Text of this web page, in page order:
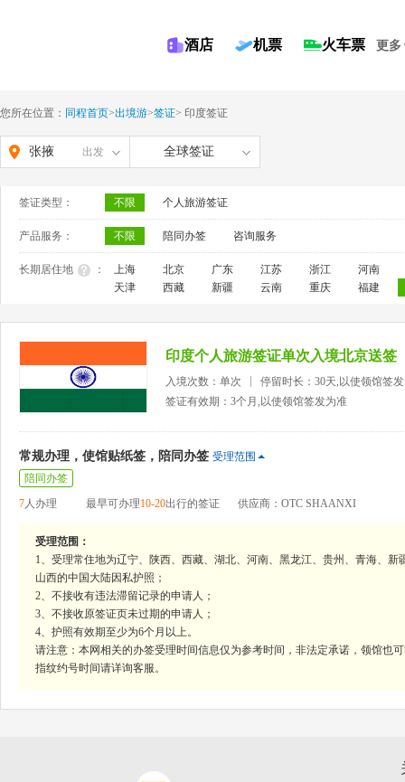
酒店 机票 火车票 更多
您所在位置： 同程首页>出境游>签证> 印度签证
张掖 出发 全球签证
签证类型： 不限 个人旅游签证
产品服务： 不限 陪同办签 咨询服务
长期居住地 ： 上海 北京 广东 江苏 浙江
河南
天津
西藏 新疆 云南 重庆 福建
印度个人旅游签证单次入境北京送签
入境次数：单次
停留时长：30天,以使领馆签
签证有效期：3个月,以使领馆签发为准
常规办理，使馆贴纸签，陪同办签 受理范围
陪同办签
7人办理 最早可办理10-20出行的签证 供应商：OTC SHAANXI
受理范围：
1、受理常住地为辽宁、陕西、西藏、湖北、河南、黑龙江、贵州、青海、
山西的中国大陆因私护照；
2、不接收有违法滞留记录的申请人；
3、不接收原签证页未过期的申请人；
4、护照有效期至少为6个月以上。
请注意：本网相关的办签受理时间信息仅为参考时间，非法定承诺，领馆也
指纹约号时间请详询客服。